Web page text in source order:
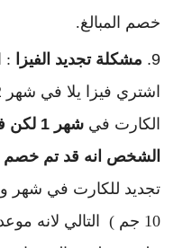
خصم المبالغ.
مشكلة تجديد الفيزا
:
الكارت في
شهر 1
الشخص انه قد تم خصم
10 جم ) التالي لانه